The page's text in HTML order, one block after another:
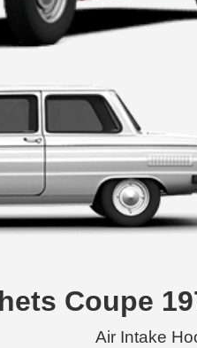
Coupe
Air Intake